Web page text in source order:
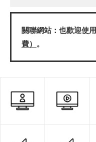
關聯網站：也歡迎使用
費） 。